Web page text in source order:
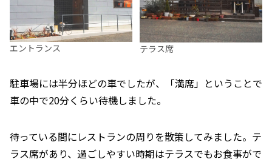
エントランス テラス席
駐車場には半分ほどの車でしたが、「満席」ということで
車の中で20分くらい待機しました。
待っている間にレストランの周りを散策してみました。テ
ラス席があり、過ごしやすい時期はテラスでもお食事がで